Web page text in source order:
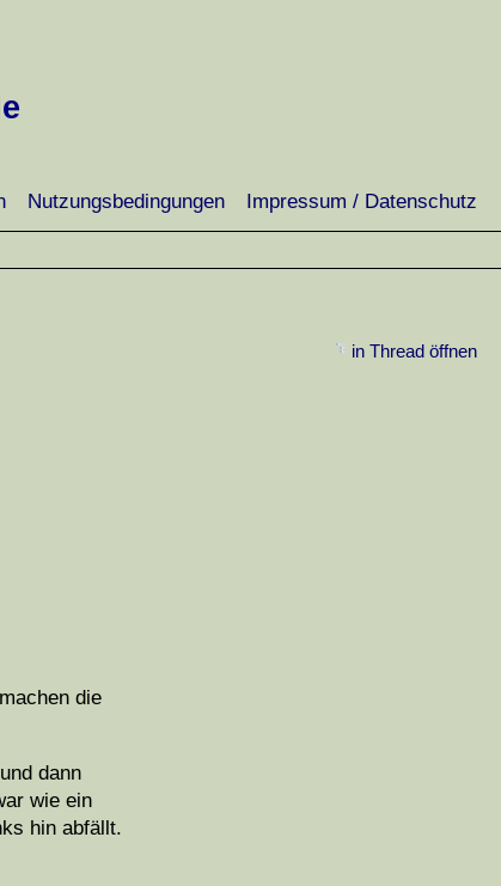
Nutzungsbedingungen Impressum / Datenschutz
in Thread öffnen
die
dann
wie ein
hin abfällt.